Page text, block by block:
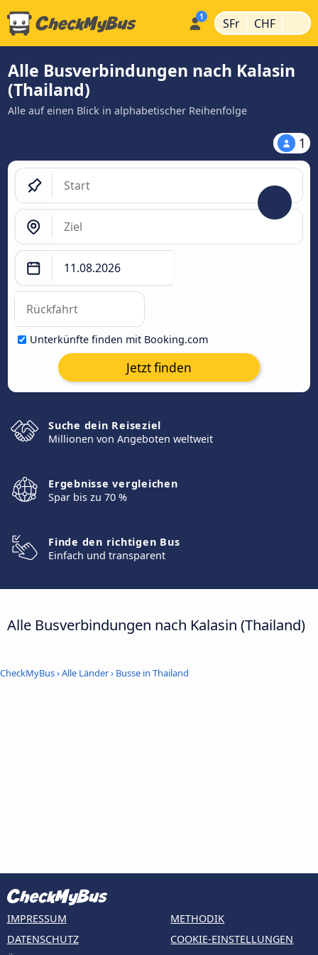
SFr | CHF |
Alle Busverbindungen nach Kalasin
(Thailand)
Alle auf einen Blick in alphabetischer Reihenfolge
1
Unterkünfte finden mit Booking.com
Jetzt finden
Suche dein Reiseziel
Millionen von Angeboten weltweit
Ergebnisse vergleichen
Spar bis zu 70 %
Finde den richtigen Bus
Einfach und transparent
Alle Busverbindungen nach Kalasin (Thailand)
CheckMyBus›Alle Länder› Busse in Thailand
IMPRESSUM
DATENSCHUTZ
METHODIK
COOKIE-EINSTELLUNGEN